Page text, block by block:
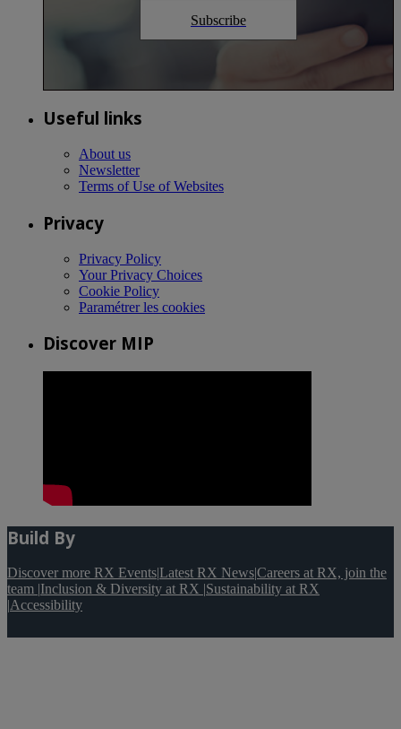
Subscribe
Useful links
About us
Newsletter
Terms of Use of Websites
Privacy
Privacy Policy
Your Privacy Choices
Cookie Policy
Paramétrer les cookies
Discover MIP
Build By
Discover more RX Events|Latest RX News|Careers at RX, join the
team |Inclusion & Diversity at RX |Sustainability at RX
|Accessibility